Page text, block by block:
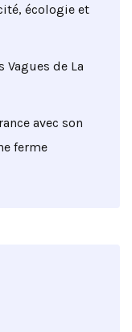
écologie et
Vagues de La
avec son
ferme